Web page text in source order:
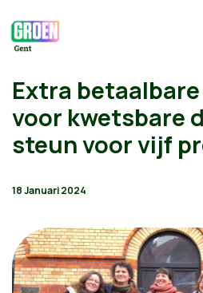
Extra
voor kwetsbare
steun voor vijf
18 Januari 2024